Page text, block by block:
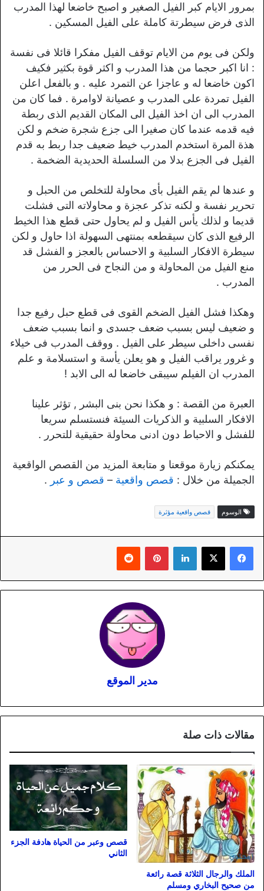
بمرور الايام كبر الفيل الصغير و اصبح خاضعا لهذا المدرب
الذى فرض سيطرتة كاملة على الفيل المسكين .
ولكن فى يوم من الايام توقف الفيل مفكرا قائلا فى نفسة
: انا اكبر حجما من هذا المدرب و اكثر قوة بكثير فكيف
اكون خاضعا له و عاجزا عن التمرد عليه . و بالفعل اعلن
الفيل تمردة على المدرب و عصيانة لاوامرة . فما كان من
المدرب الى ان اخذ الفيل الى المكان القديم الذى ربطة
فيه قدمه عندما كان صغيرا الى جزع شجرة ضخم و لكن
هذة المرة استخدم المدرب خيط ضعيف جدا ربط به قدم
الفيل فى الجزع بدلا من السلسلة الحديدية الضخمة .
و عندها لم يقم الفيل بأى محاولة للتخلص من الحبل و
تحرير نفسة و لكنه تذكر عجزة و محاولاته التى فشلت
قديما و لذلك يأس الفيل و لم يحاول حتى قطع هذا الخيط
الرفيع الذى كان سيقطعه بمنتهى السهولة اذا حاول و لكن
سيطرة الافكار السلبية و الاحساس بالعجز و الفشل قد
منع الفيل من المحاولة و من النجاح فى الحرر من
المدرب .
وهكذا فشل الفيل الضخم القوى فى قطع حبل رفيع جدا
و ضعيف ليس بسبب ضعف جسدى و انما بسبب ضعف
نفسى داخلى سيطر على الفيل . ووقف المدرب فى خيلاء
و غرور يراقب الفيل و هو يعلن يأسة و استسلامة و علم
المدرب ان الفيلم سيبقى خاضعا له الى الابد !
العبرة من القصة : و هكذا نحن بنى البشر , تؤثر علينا
الافكار السلبية و الذكريات السيئة فنستسلم سريعا
للفشل و الاحباط دون ادنى محاولة حقيقية للتحرر .
يمكنكم زيارة موقعنا و متابعة المزيد من القصص الواقعية
الجميلة من خلال : قصص واقعية – قصص و عبر .
الوسوم قصص واقعية مؤثرة
لينكدإن بينتيريست
مدير الموقع
مقالات ذات صلة
الملك والرجال الثلاثة قصة رائعة
من صحيح البخاري ومسلم
قصص وعبر من الحياة هادفة الجزء
الثاني